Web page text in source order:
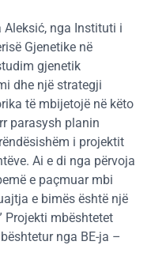
Aleksić, nga Instituti i
Gjenetike në
gjenetik
dhe një strategji
të mbijetojë në këto
parasysh planin
i projektit
Ai e di nga përvoja
e paçmuar mbi
e bimës është një
Projekti mbështetet
nga BE-ja –